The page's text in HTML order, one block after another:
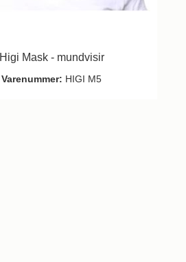
Higi Mask - mundvisir
Varenummer: HIGI M5